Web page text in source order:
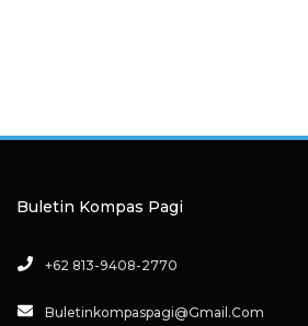
Buletin Kompas Pagi
+62 813-9408-2770
Buletinkompaspagi@gmail.com